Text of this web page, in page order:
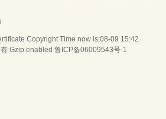
Copyright Time now is:08-09 15:42
Gzip enabled 鲁ICP备06009543号-1